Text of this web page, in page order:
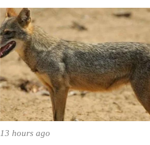
13 hours ago